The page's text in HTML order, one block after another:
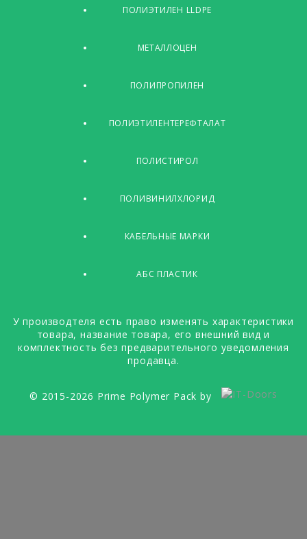
ПОЛИЭТИЛЕН LLDPE
МЕТАЛЛОЦЕН
ПОЛИПРОПИЛЕН
ПОЛИЭТИЛЕНТЕРЕФТАЛАТ
ПОЛИСТИРОЛ
ПОЛИВИНИЛХЛОРИД
КАБЕЛЬНЫЕ МАРКИ
АБС ПЛАСТИК
У производтеля есть право изменять характеристики
товара, название товара, его внешний вид и
комплектность без предварительного уведомления
продавца.
© 2015-2026 Prime Polymer Pack by